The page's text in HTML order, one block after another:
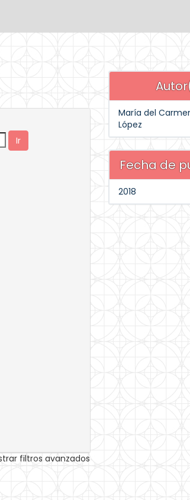
filtros avanzados
María del
López
Fecha de
2018